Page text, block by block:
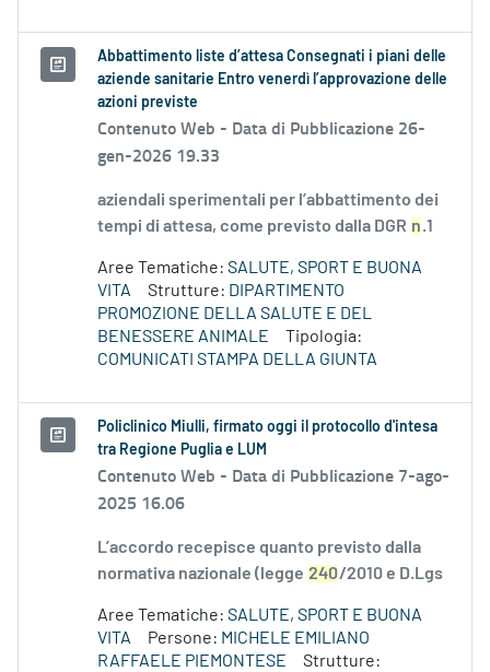
Abbattimento liste d’attesa Consegnati i piani delle
aziende sanitarie Entro venerdì l’approvazione delle
azioni previste
Contenuto Web - Data di Pubblicazione 26-
gen-2026 19.33
aziendali sperimentali per l’abbattimento dei
tempi di attesa, come previsto dalla DGR n.1
Aree Tematiche: SALUTE, SPORT E BUONA
VITA
Strutture: DIPARTIMENTO
PROMOZIONE DELLA SALUTE E DEL
BENESSERE ANIMALE
Tipologia:
COMUNICATI STAMPA DELLA GIUNTA
Policlinico Miulli, firmato oggi il protocollo d'intesa
tra Regione Puglia e LUM
Contenuto Web - Data di Pubblicazione 7-ago-
2025 16.06
L’accordo recepisce quanto previsto dalla
normativa nazionale (legge 240/2010 e D.Lgs
Aree Tematiche: SALUTE, SPORT E BUONA
VITA
Persone: MICHELE EMILIANO
RAFFAELE PIEMONTESE
Strutture: